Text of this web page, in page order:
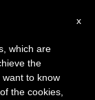
x
which are
the
to know
the cookies,